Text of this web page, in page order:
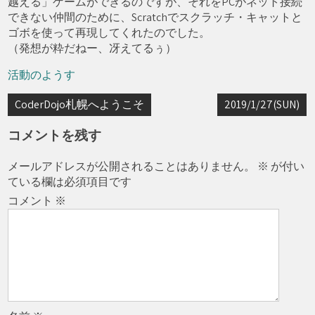
できない仲間のために、Scratchでスクラッチ・キャットと
ゴボを使って再現してくれたのでした。
（発想が粋だねー、冴えてるぅ）
活動のようす
投
稿
ビ
ゲ
CoderDojo札幌へようこそ 2019/1/27(SUN)
コメントを残す
メールアドレスが公開されることはありません。 ※ が付い
ている欄は必須項目です
コメント ※